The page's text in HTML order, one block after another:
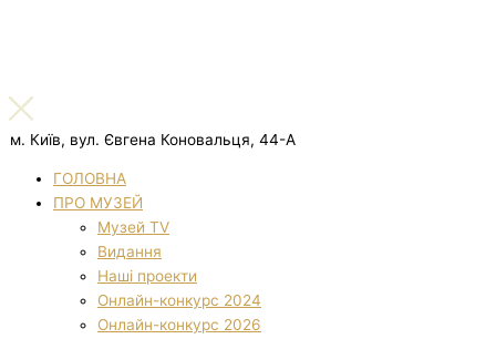
м. Київ, вул. Євгена Коновальця, 44-А
ГОЛОВНА
ПРО МУЗЕЙ
Музей TV
Видання
Наші проекти
Онлайн-конкурс 2024
Онлайн-конкурс 2026